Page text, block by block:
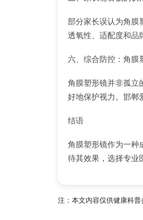
部分家长误认为角膜
透氧性、适配度和品
六、综合防控：角膜
角膜塑形镜并非孤立
好地保护视力。邯郸
结语
角膜塑形镜作为一种
待其效果，选择专业
注：本文内容仅供健康科普